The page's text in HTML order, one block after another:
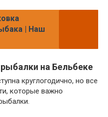
| Наш
на Бельбеке
круглогодично, но все
которые важно